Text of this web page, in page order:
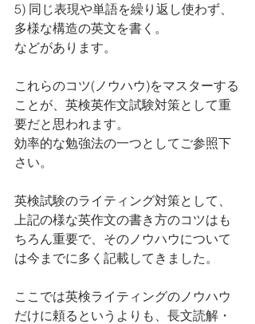
5) 同じ表現や単語を繰り返し使わず、
多様な構造の英文を書く。
などがあります。
これらのコツ(ノウハウ)をマスターする
ことが、英検英作文試験対策として重
要だと思われます。
効率的な勉強法の一つとしてご参照下
さい。
英検試験のライティング対策として、
上記の様な英作文の書き方のコツはも
ちろん重要で、そのノウハウについて
は今までに多く記載してきました。
ここでは英検ライティングのノウハウ
だけに頼るというよりも、長文読解・